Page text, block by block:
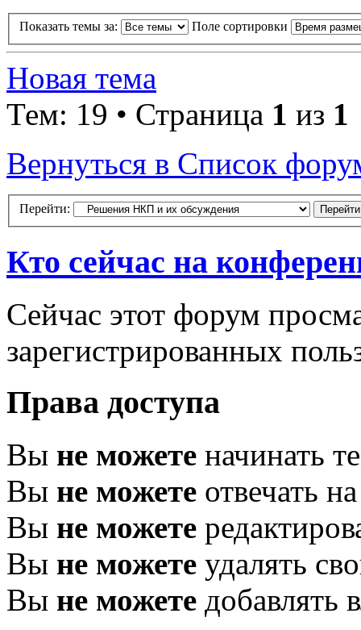
Показать темы за: Поле сортировки
Новая тема
Тем: 19 • Страница 1 из 1
Вернуться в Список
Перейти:
Кто сейчас на
Сейчас этот форум
зарегистрированных
Права доступа
Вы не можете начинать
Вы не можете отвечать
Вы не можете
Вы не можете удалять
Вы не можете добавлять